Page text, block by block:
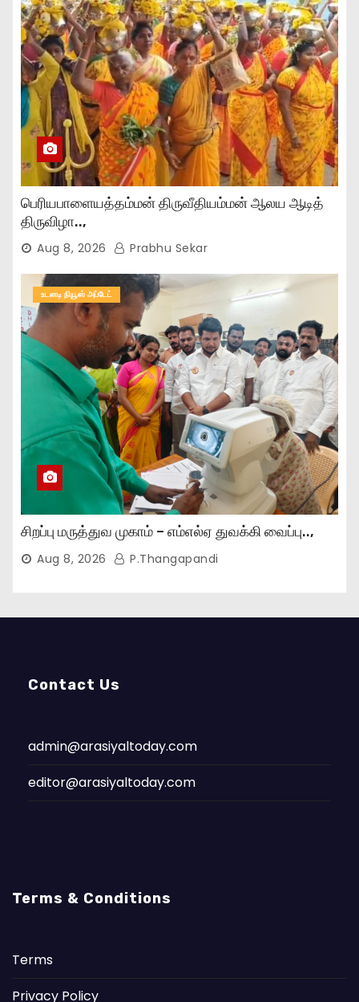
பெரியபாளையத்தம்மன் திருவீதியம்மன் ஆலய ஆடித்
திருவிழா..,
Aug 8, 2026 Prabhu Sekar
உடனடி நியூஸ் அப்டேட்
சிறப்பு மருத்துவ முகாம் – எம்எல்ஏ துவக்கி வைப்பு..,
Aug 8, 2026 P.Thangapandi
Contact Us
admin@arasiyaltoday.com
editor@arasiyaltoday.com
Terms & Conditions
Terms
Privacy Policy